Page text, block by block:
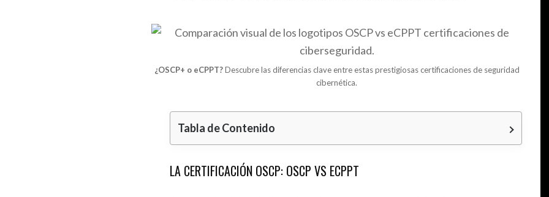
¿OSCP+ o eCPPT?Descubre las diferencias clave entre estas prestigiosas certificaciones de seguridad
cibernética.
Tabla de Contenido
LA CERTIFICACIÓN OSCP: OSCP VS ECPPT